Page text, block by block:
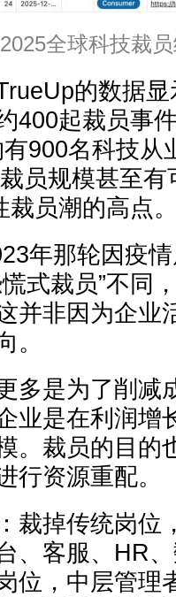
全球科技裁
的数据
400起裁员事
900名科技从
员规模甚至有
裁员潮的高点
年那轮因疫
式裁员”不同
并非因为企业
。
多是为了削减
业是在利润增
。裁员的目的
行资源重配。
裁掉传统岗位
、客服、HR
位， 中层管理